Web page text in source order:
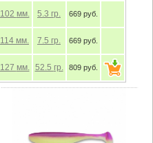
102 мм. 5.3 гр. 669 руб.
114 мм. 7.5 гр. 669 руб.
127 мм. 52.5 гр. 809 руб.